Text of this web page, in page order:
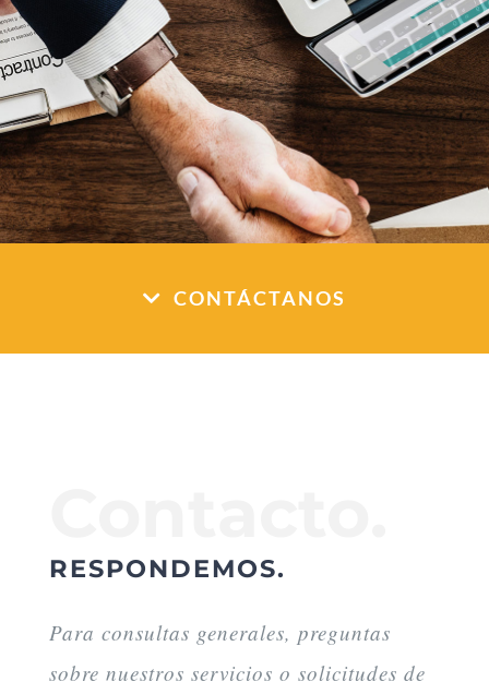
CONTÁCTANOS
RESPONDEMOS.
Para consultas generales, preguntas
sobre nuestros servicios o solicitudes de